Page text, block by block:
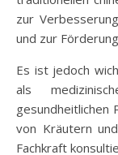
zur
und zur
Es ist jedoch
als
gesundheitlichen
von Kräutern
Fachkraft